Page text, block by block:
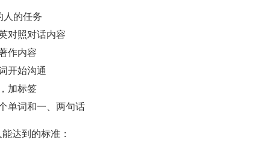
人的任务
对照对话内容
作内容
开始沟通
加标签
单词和一、两句话
达到的标准：